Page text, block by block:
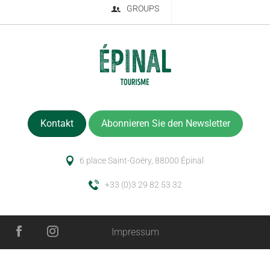
Service
GROUPS
Kontakt Abonnieren Sie den Newsletter
6 place Saint-Goëry, 88000 Épinal
+33 (0)3 29 82 53 32
Impressum